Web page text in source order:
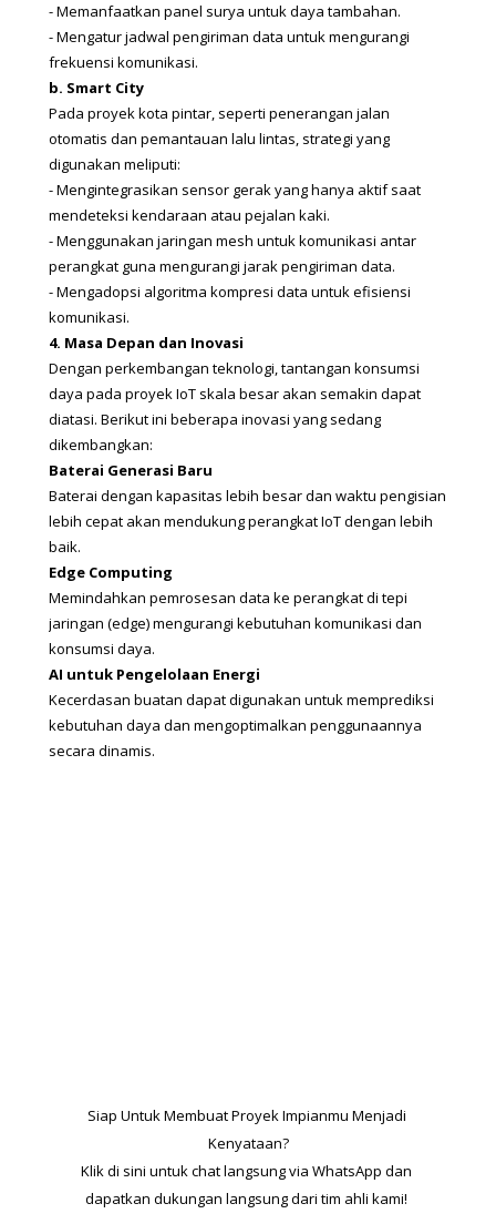
- Memanfaatkan panel surya untuk daya tambahan.
- Mengatur jadwal pengiriman data untuk mengurangi
frekuensi komunikasi.
b. Smart City
Pada proyek kota pintar, seperti penerangan jalan
otomatis dan pemantauan lalu lintas, strategi yang
digunakan meliputi:
- Mengintegrasikan sensor gerak yang hanya aktif saat
mendeteksi kendaraan atau pejalan kaki.
- Menggunakan jaringan mesh untuk komunikasi antar
perangkat guna mengurangi jarak pengiriman data.
- Mengadopsi algoritma kompresi data untuk efisiensi
komunikasi.
4. Masa Depan dan Inovasi
Dengan perkembangan teknologi, tantangan konsumsi
daya pada proyek IoT skala besar akan semakin dapat
diatasi. Berikut ini beberapa inovasi yang sedang
dikembangkan:
Baterai Generasi Baru
Baterai dengan kapasitas lebih besar dan waktu pengisian
lebih cepat akan mendukung perangkat IoT dengan lebih
baik.
Edge Computing
Memindahkan pemrosesan data ke perangkat di tepi
jaringan (edge) mengurangi kebutuhan komunikasi dan
konsumsi daya.
AI untuk Pengelolaan Energi
Kecerdasan buatan dapat digunakan untuk memprediksi
kebutuhan daya dan mengoptimalkan penggunaannya
secara dinamis.
Siap Untuk Membuat Proyek Impianmu Menjadi
Kenyataan?
Klik di sini untuk chat langsung via WhatsApp dan
dapatkan dukungan langsung dari tim ahli kami!